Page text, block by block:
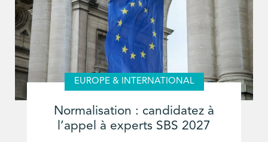
EUROPE & INTERNATIONAL
Normalisation : candidatez à
l’appel à experts SBS 2027